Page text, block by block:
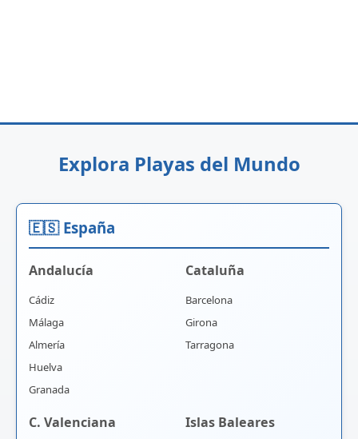
Explora Playas del Mundo
🇪🇸 España
Andalucía
Cádiz
Málaga
Almería
Huelva
Granada
Cataluña
Barcelona
Girona
Tarragona
C. Valenciana Islas Baleares